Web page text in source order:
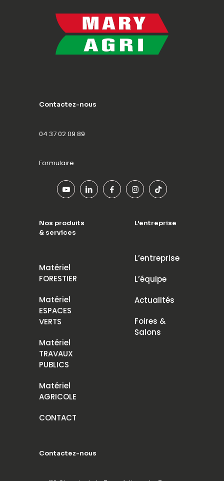
Contactez-nous
04 37 02 09 89
Formulaire
Nos produits
& services
Matériel
FORESTIER
Matériel
ESPACES
VERTS
Matériel
TRAVAUX
PUBLICS
Matériel
AGRICOLE
CONTACT
L'entreprise
L’entreprise
L’équipe
Actualités
Foires &
Salons
Contactez-nous